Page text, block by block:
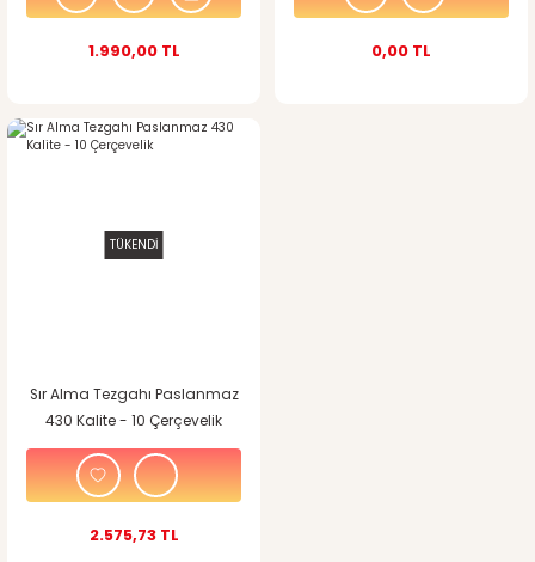
1.990,00 TL 0,00 TL
TÜKENDİ
Sır Alma Tezgahı Paslanmaz
430 Kalite - 10 Çerçevelik
2.575,73 TL